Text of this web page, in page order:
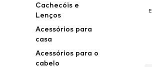
Cachecóis e
Lenços
Acessórios para
casa
Acessórios para o
cabelo